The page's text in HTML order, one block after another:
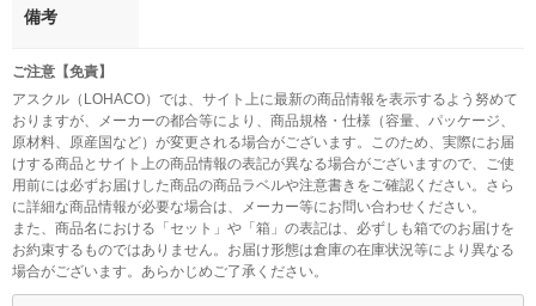
備考
ご注意【免責】
アスクル（LOHACO）では、サイト上に最新の商品情報を表示するよう努めて
おりますが、メーカーの都合等により、商品規格・仕様（容量、パッケージ、
原材料、原産国など）が変更される場合がございます。このため、実際にお届
けする商品とサイト上の商品情報の表記が異なる場合がございますので、ご使
用前には必ずお届けした商品の商品ラベルや注意書きをご確認ください。さら
に詳細な商品情報が必要な場合は、メーカー等にお問い合わせください。
また、商品名における「セット」や「箱」の表記は、必ずしも箱でのお届けを
お約束するものではありません。お届け形態は倉庫の在庫状況等により異なる
場合がございます。あらかじめご了承ください。